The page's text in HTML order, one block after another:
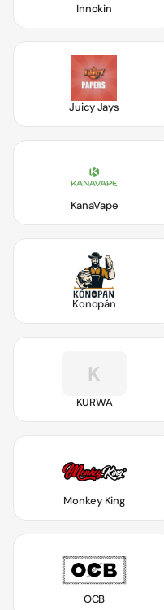
Innokin
Juicy Jays
KanaVape
Konopán
K
KURWA
Monkey King
OCB